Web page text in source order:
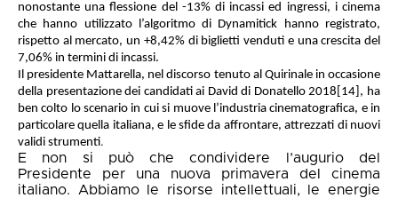
nonostante una flessione del -13% di incassi ed ingressi, i cinema
che hanno utilizzato l’algoritmo di Dynamitick hanno registrato,
rispetto al mercato, un +8,42% di biglietti venduti e una crescita del
7,06% in termini di incassi.
Il presidente Mattarella, nel discorso tenuto al Quirinale in occasione
della presentazione dei candidati ai David di Donatello 2018 [14] , ha
ben colto lo scenario in cui si muove l’industria cinematografica, e in
particolare quella italiana, e le sfide da affrontare, attrezzati di nuovi
validi strumenti.
E non si può che condividere l’augurio del
Presidente per una nuova primavera del cinema
italiano. Abbiamo le risorse intellettuali, le energie